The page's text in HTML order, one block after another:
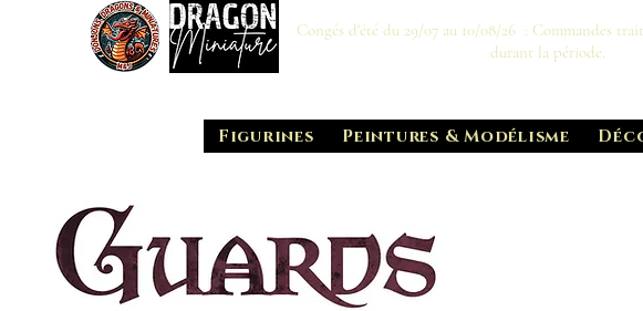
Congés d'été du 29/07 au 10/08/26 : Commandes
durant la période.
Figurines Peintures & Modélisme